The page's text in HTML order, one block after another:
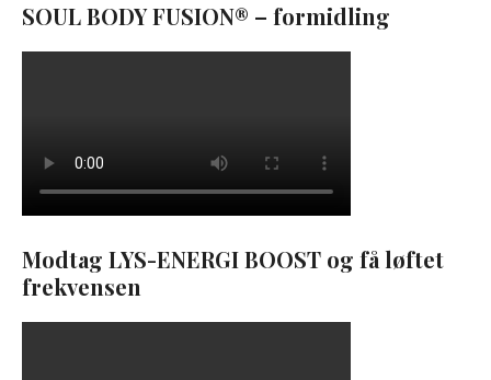
SOUL BODY FUSION® – formidling
Modtag LYS-ENERGI BOOST og få løftet
frekvensen